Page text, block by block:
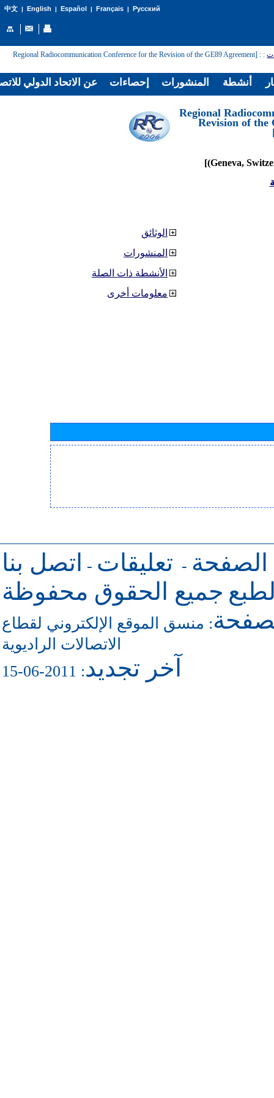
中文| English | Español | Français| Русский
:
: [Regional Radiocommunication Conference for the Revision of the GE89 Agreement
[Regional
Revision of the
الوثائق
المنشورات
الأنشطة ذات الصلة
معلومات أخرى
الصفحة - تعليقات -
اتصل بنا
جميع الحقوق محفوظة
: منسق الموقع الإلكتروني لقطاع
الاتصالات الراديوية
آخر تجديد: 2011-06-15
عن الاتحاد الدولي إحصاءات المنشورات أنشطة